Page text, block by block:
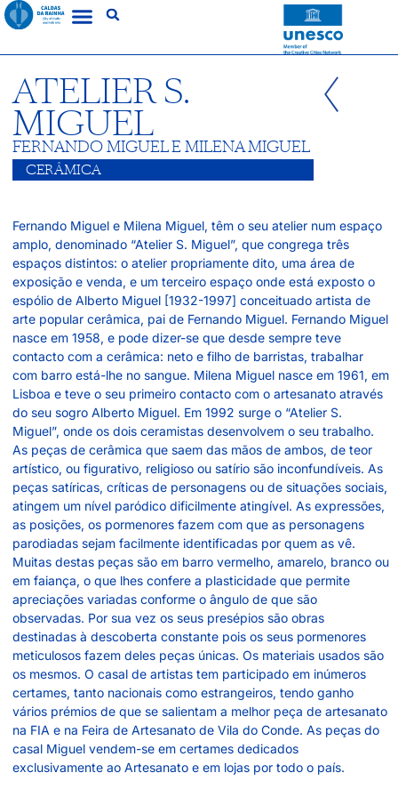
ATELIER S.
MIGUEL
FERNANDO MIGUEL E MILENA MIGUEL
CERÂMICA
Fernando Miguel e Milena Miguel, têm o seu atelier num espaço
amplo, denominado “Atelier S. Miguel”, que congrega três
espaços distintos: o atelier propriamente dito, uma área de
exposição e venda, e um terceiro espaço onde está exposto o
espólio de Alberto Miguel [1932-1997] conceituado artista de
arte popular cerâmica, pai de Fernando Miguel. Fernando Miguel
nasce em 1958, e pode dizer-se que desde sempre teve
contacto com a cerâmica: neto e filho de barristas, trabalhar
com barro está-lhe no sangue. Milena Miguel nasce em 1961, em
Lisboa e teve o seu primeiro contacto com o artesanato através
do seu sogro Alberto Miguel. Em 1992 surge o “Atelier S.
Miguel”, onde os dois ceramistas desenvolvem o seu trabalho.
As peças de cerâmica que saem das mãos de ambos, de teor
artístico, ou figurativo, religioso ou satírio são inconfundíveis. As
peças satíricas, críticas de personagens ou de situações sociais,
atingem um nível paródico dificilmente atingível. As expressões,
as posições, os pormenores fazem com que as personagens
parodiadas sejam facilmente identificadas por quem as vê.
Muitas destas peças são em barro vermelho, amarelo, branco ou
em faiança, o que lhes confere a plasticidade que permite
apreciações variadas conforme o ângulo de que são
observadas. Por sua vez os seus presépios são obras
destinadas à descoberta constante pois os seus pormenores
meticulosos fazem deles peças únicas. Os materiais usados são
os mesmos. O casal de artistas tem participado em inúmeros
certames, tanto nacionais como estrangeiros, tendo ganho
vários prémios de que se salientam a melhor peça de artesanato
na FIA e na Feira de Artesanato de Vila do Conde. As peças do
casal Miguel vendem-se em certames dedicados
exclusivamente ao Artesanato e em lojas por todo o país.